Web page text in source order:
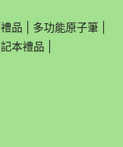
品 多功能原子筆
本禮品